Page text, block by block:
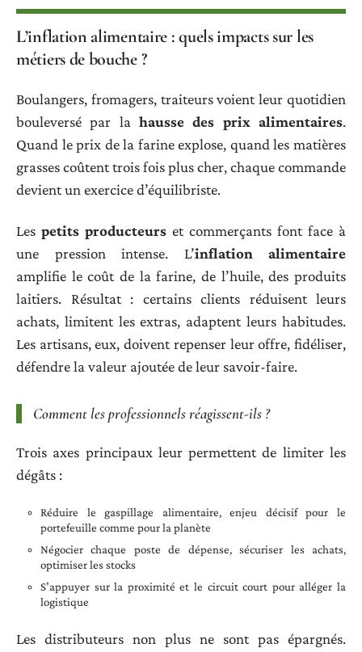
L’inflation alimentaire : quels impacts sur les
métiers de bouche ?
Boulangers, fromagers, traiteurs voient leur quotidien
bouleversé par la hausse des prix alimentaires.
Quand le prix de la farine explose, quand les matières
grasses coûtent trois fois plus cher, chaque commande
devient un exercice d’équilibriste.
Les petits producteurs et commerçants font face à
une pression intense. L’inflation alimentaire
amplifie le coût de la farine, de l’huile, des produits
laitiers. Résultat : certains clients réduisent leurs
achats, limitent les extras, adaptent leurs habitudes.
Les artisans, eux, doivent repenser leur offre, fidéliser,
défendre la valeur ajoutée de leur savoir-faire.
Comment les professionnels réagissent-ils ?
Trois axes principaux leur permettent de limiter les
dégâts :
Réduire le gaspillage alimentaire, enjeu décisif pour le
portefeuille comme pour la planète
Négocier chaque poste de dépense, sécuriser les achats,
optimiser les stocks
S’appuyer sur la proximité et le circuit court pour alléger la
logistique
Les distributeurs non plus ne sont pas épargnés.